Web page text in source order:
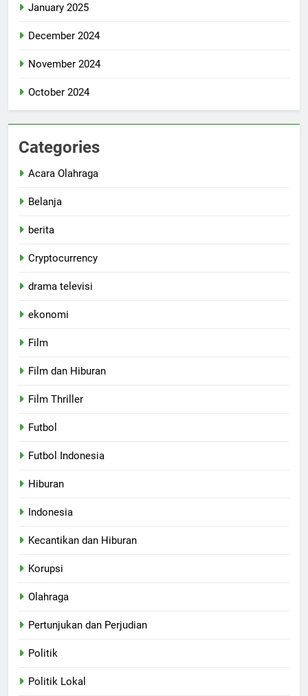
January 2025
December 2024
November 2024
October 2024
Categories
Acara Olahraga
Belanja
berita
Cryptocurrency
drama televisi
ekonomi
Film
Film dan Hiburan
Film Thriller
Futbol
Futbol Indonesia
Hiburan
Indonesia
Kecantikan dan Hiburan
Korupsi
Olahraga
Pertunjukan dan Perjudian
Politik
Politik Lokal